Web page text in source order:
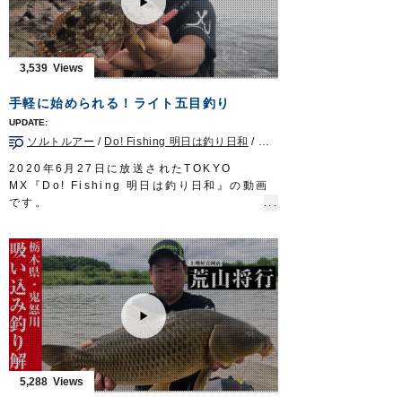
ーラー様
■使用アイテム
・チェンジアップヘッド35～60g
・チェンジストッパー
・チェンジアップ交換鈎
・チェンジスカート
釣り時季 サガテレビ毎週日曜日朝5時30分
～6時放送 https://turitoki.com/
OWNERMOVIE http://ownertv.jp/
オーナーばりwebsite
http://www.owner.co.jp
3,539
手軽に始められる！ライト五目釣り
ソルトルアー / Do! Fishing 明日は釣り日和 /
2020年6月27日に放送されたTOKYO
MX『Do! Fishing 明日は釣り日和』の動画
です。
頃から釣りに親しんできた渡邉長士さんが、
南房総の陸っぱりから手軽に楽しめるライト
五目釣りを紹介します。
■使用製品
リングキックテイル
リングツインテイル2”
瞬貫BC
アジネクトン
アジ弾丸
Do!Fishing 毎週土曜日 8:30～8:45放送※
5,288